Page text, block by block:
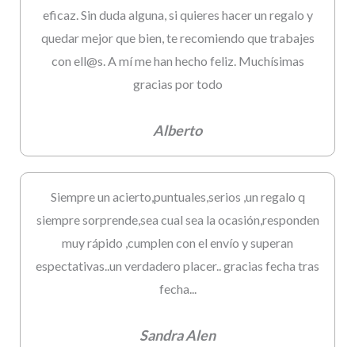
eficaz. Sin duda alguna, si quieres hacer un regalo y
quedar mejor que bien, te recomiendo que trabajes
con ell@s. A mí me han hecho feliz. Muchísimas
gracias por todo
Alberto
Siempre un acierto,puntuales,serios ,un regalo q
siempre sorprende,sea cual sea la ocasión,responden
muy rápido ,cumplen con el envío y superan
espectativas..un verdadero placer.. gracias fecha tras
fecha...
Sandra Alen